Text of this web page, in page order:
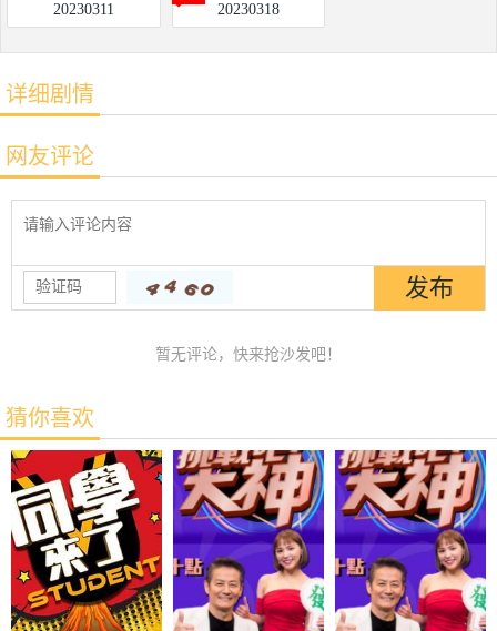
20230311 20230318
详细剧情
网友评论
暂无评论，快来抢沙发吧！
猜你喜欢